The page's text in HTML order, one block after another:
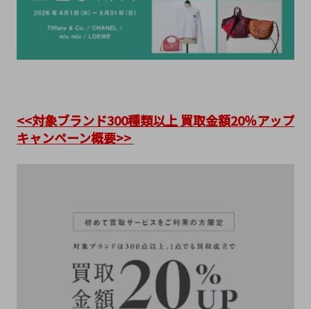
<<対象ブランド300種類以上 買取金額20％アップ
キャンペーン概要>>